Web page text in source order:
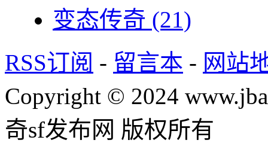
变态传奇 (21)
RSS订阅 - 留言本 - 网站
Copyright © 2024
奇sf发布网 版权所有